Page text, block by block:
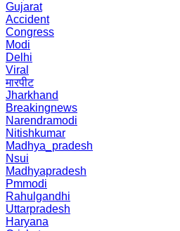
Gujarat
Accident
Congress
Modi
Delhi
Viral
मारपीट
Jharkhand
Breakingnews
Narendramodi
Nitishkumar
Madhya_pradesh
Nsui
Madhyapradesh
Pmmodi
Rahulgandhi
Uttarpradesh
Haryana